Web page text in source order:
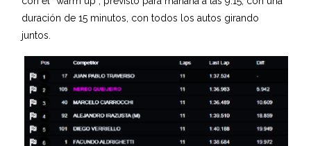
duración de 15 minutos, con todos los autos girando
juntos.